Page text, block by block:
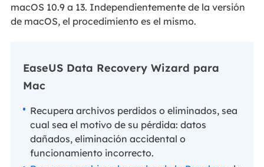
macOS 10.9 a 13. Independientemente de la versión
de macOS, el procedimiento es el mismo.
EaseUS Data Recovery Wizard para
Mac
Recupera archivos perdidos o eliminados, sea
cual sea el motivo de su pérdida: datos
dañados, eliminación accidental o
funcionamiento incorrecto.